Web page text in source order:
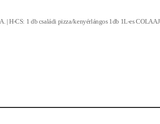
| H-CS: 1 db családi pizza/kenyérlángos 1db 1L-es COLA